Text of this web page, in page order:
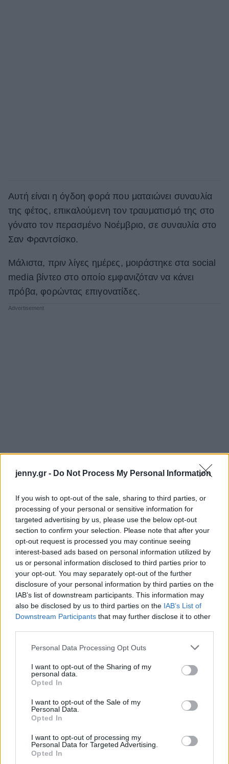
jenny.gr - Do Not Process My Personal Information
If you wish to opt-out of the sale, sharing to third parties, or
processing of your personal or sensitive information for
targeted advertising by us, please use the below opt-out
section to confirm your selection. Please note that after your
opt-out request is processed you may continue seeing
interest-based ads based on personal information utilized by
us or personal information disclosed to third parties prior to
your opt-out. You may separately opt-out of the further
disclosure of your personal information by third parties on the
IAB’s list of downstream participants. This information may
also be disclosed by us to third parties on the IAB’s List of
Downstream Participants that may further disclose it to other
Please note that this website/app uses one or more Google
not limited to your visit or usage behaviour. You may click to
grant or deny consent to Google and its third-party tags to
use your data for below specified purposes in below Google
consent section.
Personal Data Processing Opt Outs
I want to opt-out of the Sharing of my
personal data.
Opted In
I want to opt-out of the Sale of my
Personal Data.
Opted In
I want to opt-out of processing my
Personal Data for Targeted Advertising.
Opted In
Αυτή είναι η όγδοη φορά που ματαιώνει συναυλία
της φέτος, επικαλούμενη τον τραυματισμό της στο
γόνατο τον περασμένο Νοέμβριο, σε συναυλία στο
Σαν Φραντσίσκο.
Μάλιστα, πριν λίγες ημέρες, μοιράστηκε στα social
media βίντεο στο οποίο εμφανιζόταν να κάνει
πρόβα, φορώντας επιγονατίδες.
σκηνή.